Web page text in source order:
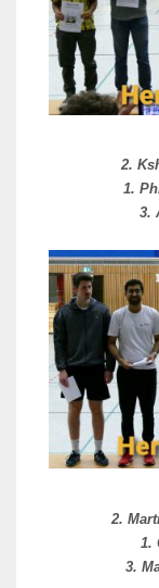
2.
1.
3.
2.
1.
3.